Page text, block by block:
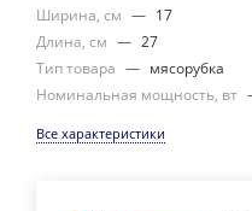
Ширина, см — 17
Длина, см — 27
Тип товара — мясорубка
Номинальная мощность, вт
Все характеристики